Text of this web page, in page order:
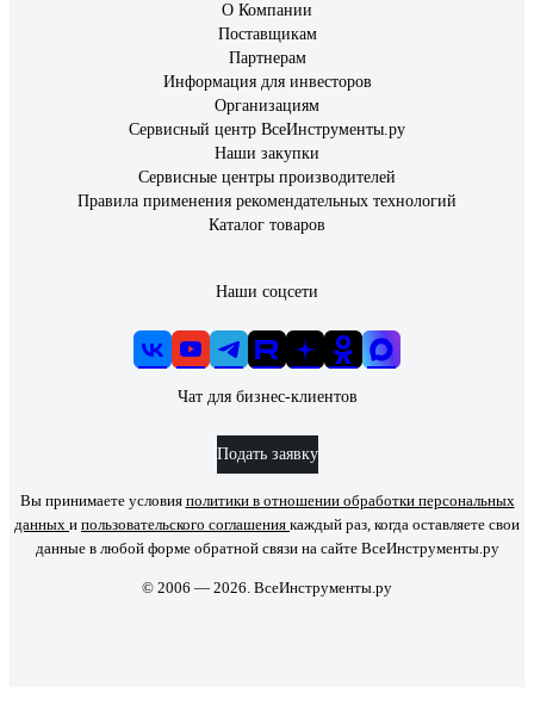
О Компании
Поставщикам
Партнерам
Информация для инвесторов
Организациям
Сервисный центр ВсеИнструменты.ру
Наши закупки
Сервисные центры производителей
Правила применения рекомендательных технологий
Каталог товаров
Наши соцсети
Чат для бизнес-клиентов
Подать заявку
Вы принимаете условия политики в отношении обработки персональных
данных и пользовательского соглашения каждый раз, когда оставляете свои
данные в любой форме обратной связи на сайте ВсеИнструменты.ру
© 2006 — 2026. ВсеИнструменты.ру